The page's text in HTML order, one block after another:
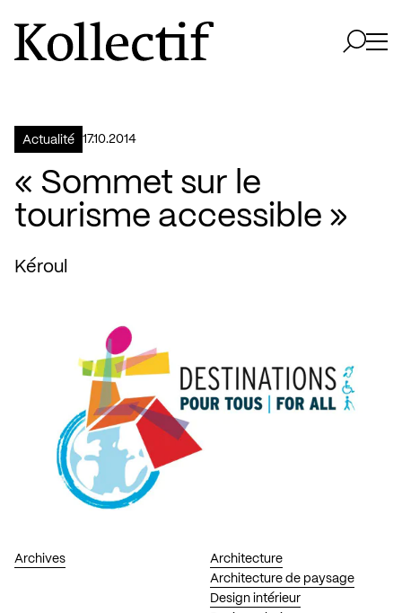
Aller à la page d'accueil
Logo Kollectif
Actualité 17.10.2014
« Sommet sur le
tourisme accessible »
Kéroul
Archives
Architecture
Architecture de paysage
Design intérieur